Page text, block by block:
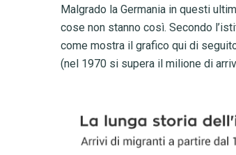
Malgrado la Germania in questi
cose non stanno così. Secondo
come mostra il grafico qui di
(nel 1970 si supera il milione di